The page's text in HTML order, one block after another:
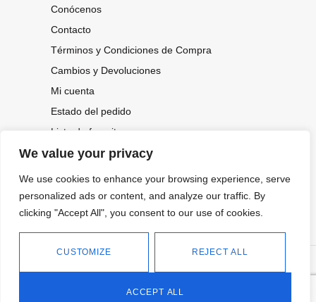
We value your privacy
We use cookies to enhance your browsing experience, serve
personalized ads or content, and analyze our traffic. By
clicking "Accept All", you consent to our use of cookies.
CUSTOMIZE REJECT ALL
ACCEPT ALL
Conócenos
Contacto
Términos y Condiciones de Compra
Cambios y Devoluciones
Mi cuenta
Estado del pedido
Lista de favoritos
CONOCE NUESTRAS NOVEDADES,
OFERTAS...
2026.